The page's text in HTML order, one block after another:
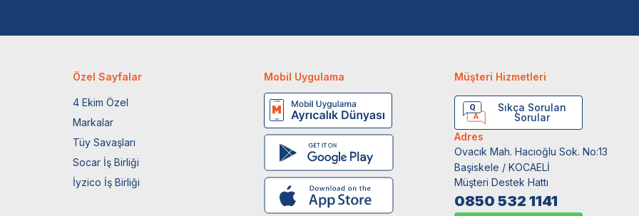
Özel Sayfalar
4 Ekim Özel
Markalar
Tüy Savaşları
Socar İş Birliği
İyzico İş Birliği
Mobil Uygulama Müşteri Hizmetleri
Sıkça Sorulan
Sorular
Adres
Ovacık Mah. Hacıoğlu Sok. No:13
Başiskele / KOCAELİ
Müşteri Destek Hattı
0850 532 1141